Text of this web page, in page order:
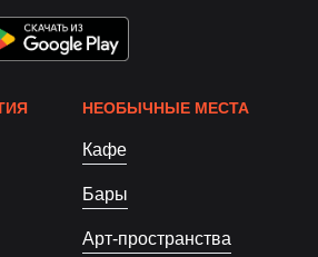
НЕОБЫЧНЫЕ МЕСТА
Кафе
Бары
Арт-пространства